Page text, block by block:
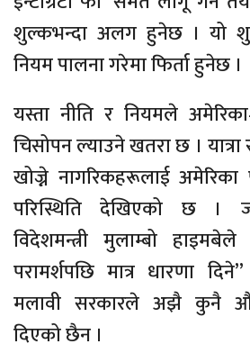
शुल्कभन्दा अलग हुनेछ । यो
नियम पालना गरेमा फिर्ता हुनेछ ।
यस्ता नीति र नियमले
चिसोपन ल्याउने खतरा छ ।
खोज्ने नागरिकहरूलाई
परिस्थिति देखिएको छ ।
विदेशमन्त्री मुलाम्बो
परामर्शपछि मात्र धारणा
मलावी सरकारले अझै कुनै
दिएको छैन ।